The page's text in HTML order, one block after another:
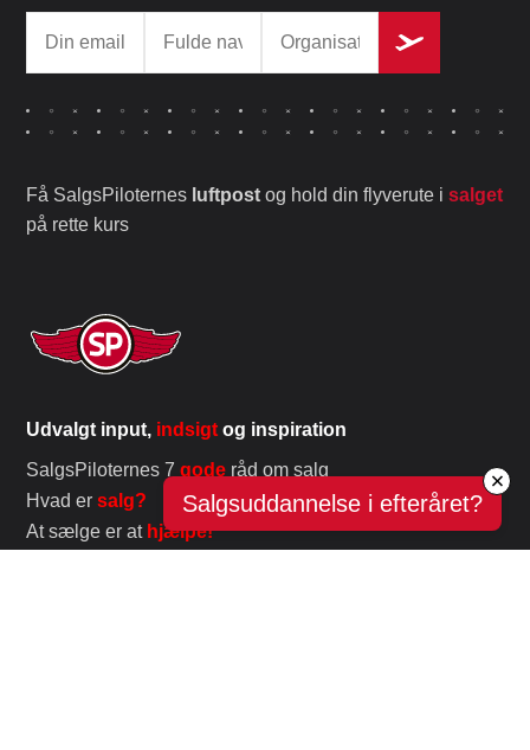
Få SalgsPiloternes luftpost og hold din flyverute isalget
på rette kurs
Udvalgt input, indsigt og inspiration
SalgsPiloternes 7gode råd om salg
Hvad ersalg?
At sælge er at hjælpe!
Salgsuddannelse i efteråret?